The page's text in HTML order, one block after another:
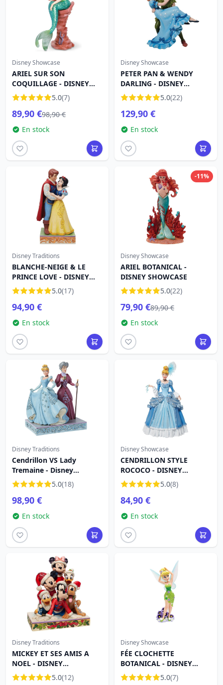
Disney Showcase
ARIEL SUR SON
COQUILLAGE - DISNEY
HAUTE COUTURE
5.0(7)
89,90 €98,90 €
En stock
Disney Showcase
PETER PAN & WENDY
DARLING - DISNEY
SHOWCASE 5.0(22)
129,90 €
En stock
Disney Traditions
BLANCHE-NEIGE & LE
PRINCE LOVE - DISNEY
TRADITIONS5.0(17)
94,90 €
En stock
-11%
Disney Showcase
ARIEL BOTANICAL -
DISNEY SHOWCASE
5.0(22)
79,90 €89,90 €
En stock
Disney Traditions
Cendrillon VS Lady
Tremaine - Disney
Traditions
5.0(18)
98,90 €
En stock
Disney Showcase
CENDRILLON STYLE
ROCOCO - DISNEY
SHOWCASE HAUTE
COUTURE
5.0(8)
84,90 €
En stock
Disney Traditions
MICKEY ET SES AMIS A
NOEL - DISNEY
TRADITIONS5.0(12)
Disney Showcase
FÉE CLOCHETTE
BOTANICAL - DISNEY
SHOWCASE 5.0(7)